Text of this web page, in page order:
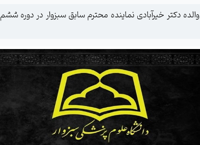
دکتر خیرآبادی نماینده محترم سابق سبزوار در دوره ششم